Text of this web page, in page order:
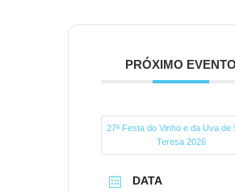
PRÓXIMO EVENTO
27ª Festa do Vinho e da Uva de
Teresa 2026
DATA